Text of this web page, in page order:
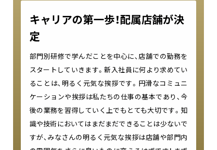
キャリアの第一歩！配属店舗が決
定
部門別研修で学んだことを中心に、店舗での勤務を
スタートしていきます。新入社員に何より求めてい
ることは、明るく元気な挨拶です。円滑なコミュニ
ケーションや挨拶は私たちの仕事の基本であり、今
後の業務を習得していく上でもとても大切です。知
識や技術においてはまだまだできることは少ないで
すが、みなさんの明るく元気な挨拶は店舗や部門内